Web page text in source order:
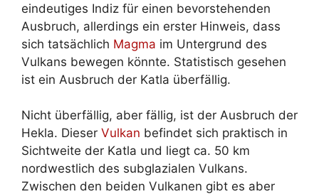
eindeutiges Indiz für einen bevorstehenden
Ausbruch, allerdings ein erster Hinweis, dass
sich tatsächlich Magma im Untergrund des
Vulkans bewegen könnte. Statistisch gesehen
ist ein Ausbruch der Katla überfällig.
Nicht überfällig, aber fällig, ist der Ausbruch der
Hekla. Dieser Vulkan befindet sich praktisch in
Sichtweite der Katla und liegt ca. 50 km
nordwestlich des subglazialen Vulkans.
Zwischen den beiden Vulkanen gibt es aber